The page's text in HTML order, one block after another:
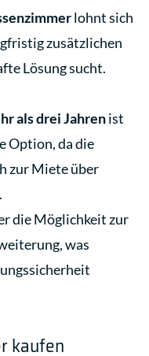
lohnt sich
zusätzlichen
Lösung sucht.
als drei Jahrenist
Option, da die
zur Miete über
die Möglichkeit zur
was
kaufen